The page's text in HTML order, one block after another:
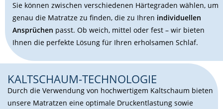
Sie können zwischen verschiedenen Härtegraden wählen, um
genau die Matratze zu finden, die zu Ihren individuellen
Ansprüchen passt. Ob weich, mittel oder fest – wir bieten
Ihnen die perfekte Lösung für Ihren erholsamen Schlaf.
KALTSCHAUM-TECHNOLOGIE
Durch die Verwendung von hochwertigem Kaltschaum bieten
unsere Matratzen eine optimale Druckentlastung sowie